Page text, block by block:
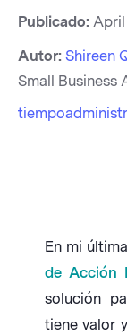
Publicado:
Autor: Shireen
Small Business
tiempo
En mi
de Acción
solución
tiene valor